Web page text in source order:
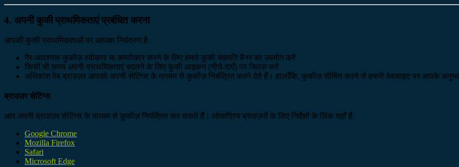
4. अपनी कुकी प्राथमिकताएं प्रबंधित करना
आपकी कुकी प्राथमिकताओं पर आपका नियंत्रण है:
गैर-आवश्यक कुकीज़ स्वीकार या अस्वीकार करने के लिए हमारे कुकी सहमति बैनर का उपयोग करें
किसी भी समय अपनी प्राथमिकताएं बदलने के लिए कुकी आइकन (नीचे-दाएँ) पर क्लिक करें
अधिकांश वेब ब्राउज़र आपको अपनी सेटिंग्स के माध्यम से कुकीज़ नियंत्रित करने देते हैं। हालाँकि, कुकीज़ सीमित करने से हमारी वेबसाइट पर आपके
ब्राउज़र सेटिंग्स
आप अपनी ब्राउज़र सेटिंग्स के माध्यम से कुकीज़ नियंत्रित कर सकते हैं। लोकप्रिय ब्राउज़रों के लिए निर्देशों के लिंक यहाँ हैं:
Google Chrome
Mozilla Firefox
Safari
Microsoft Edge